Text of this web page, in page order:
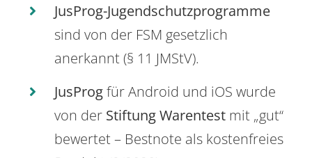
JusProg-Jugendschutzprogramme
sind von der FSM gesetzlich
anerkannt (§ 11 JMStV).
JusProgfür Android und iOS wurde
von der Stiftung Warentest mit „gut“
bewertet – Bestnote als kostenfreies